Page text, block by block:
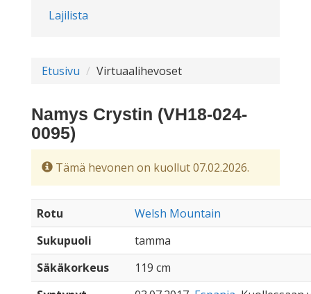
Lajilista
Etusivu Virtuaalihevoset
Namys Crystin (VH18-024-
0095)
Tämä hevonen on kuollut 07.02.2026.
Rotu
Welsh Mountain
Sukupuoli
tamma
Säkäkorkeus
119 cm